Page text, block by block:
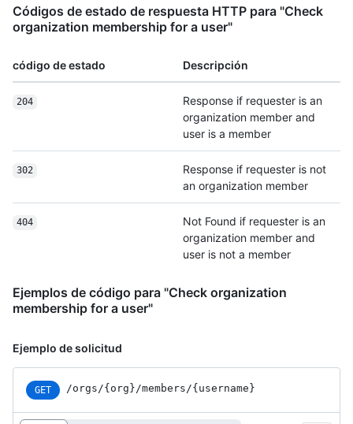
Códigos de estado de respuesta HTTP para "Check
organization membership for a user"
código de estado Descripción
204
Response if requester is an
organization member and
user is a member
302
Response if requester is not
an organization member
404
Not Found if requester is an
organization member and
user is not a member
Ejemplos de código para "Check organization
membership for a user"
Ejemplo de solicitud
GET /orgs/{org}/members/{username}